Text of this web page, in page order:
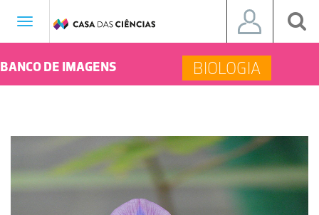
Toggle
BANCO DE IMAGENS BIOLOGIA